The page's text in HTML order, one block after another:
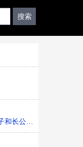
长公主是什么关系